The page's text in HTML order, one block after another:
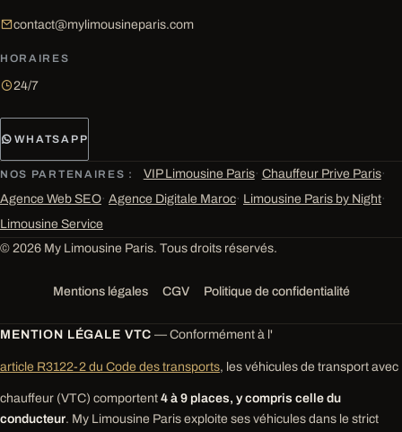
contact@mylimousineparis.com
HORAIRES
24/7
WHATSAPP
NOS PARTENAIRES : VIP Limousine Paris· Chauffeur Prive Paris·
Agence Web SEO· Agence Digitale Maroc· Limousine Paris by Night·
Limousine Service
© 2026 My Limousine Paris. Tous droits réservés.
Mentions légales CGV Politique de confidentialité
MENTION LÉGALE VTC — Conformément à l'
article R3122-2 du Code des transports, les véhicules de transport avec
chauffeur (VTC) comportent 4 à 9 places, y compris celle du
conducteur. My Limousine Paris exploite ses véhicules dans le strict